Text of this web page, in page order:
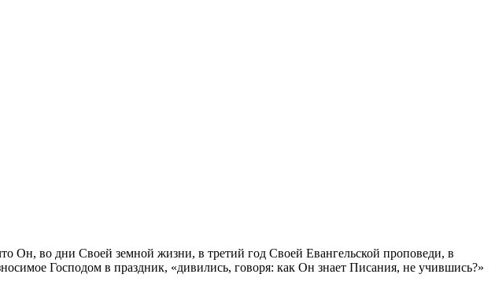
Он, во дни Своей земной жизни, в третий год Своей Евангельской проповеди, в
Господом в праздник, «дивились, говоря: как Он знает Писания, не учившись?»